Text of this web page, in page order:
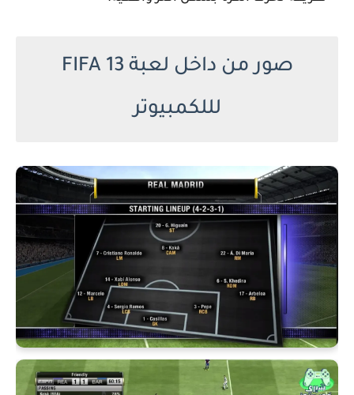
صور من داخل لعبة FIFA 13
لللكمبيوتر